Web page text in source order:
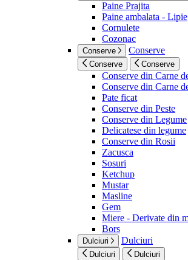
Paine Prajita
Paine ambalata - Lipie
Cornulete
Cozonac
Conserve Conserve
Conserve Conserve
Conserve din Carne
Conserve din Carne
Pate ficat
Conserve din Peste
Conserve din Legume
Delicatese din legume
Conserve din Rosii
Zacusca
Sosuri
Ketchup
Mustar
Masline
Gem
Miere - Derivate din
Bors
Dulciuri Dulciuri
Dulciuri Dulciuri